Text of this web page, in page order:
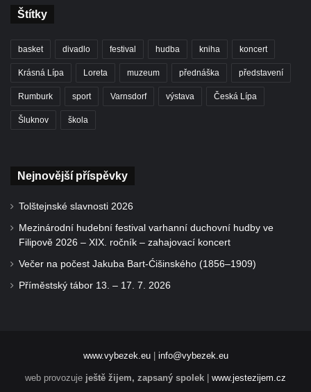
Štítky
basket divadlo festival hudba kniha koncert
Krásná Lípa Loreta muzeum přednáška představení
Rumburk sport Varnsdorf výstava Česká Lípa
Šluknov škola
Nejnovější příspěvky
Tolštejnské slavnosti 2026
Mezinárodní hudební festival varhanní duchovní hudby ve
Filipově 2026 – XIX. ročník – zahajovací koncert
Večer na počest Jakuba Bart-Ćišinského (1856–1909)
Příměstský tábor 13. – 17. 7. 2026
www.vybezek.eu| info@vybezek.eu
web provozuje ještě žijem, zapsaný spolek | www.jestezijem.cz